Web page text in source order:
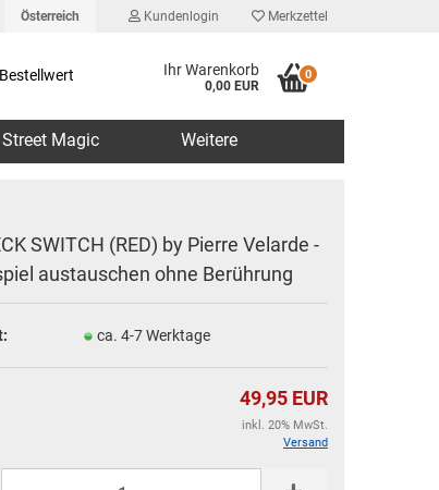
Österreich Kundenlogin Merkzettel
Ihr Warenkorb
0,00 EUR
0
Street Magic Weitere
SWITCH (RED) by Pierre Velarde -
austauschen ohne Berührung
ca. 4-7 Werktage
49,95 EUR
inkl. 20% MwSt.
Versand